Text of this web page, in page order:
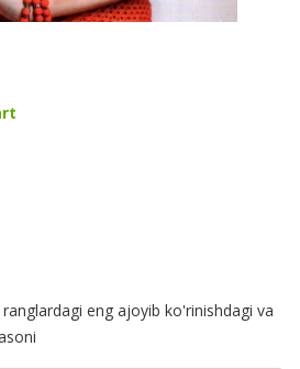
eng ajoyib ko'rinishdagi va